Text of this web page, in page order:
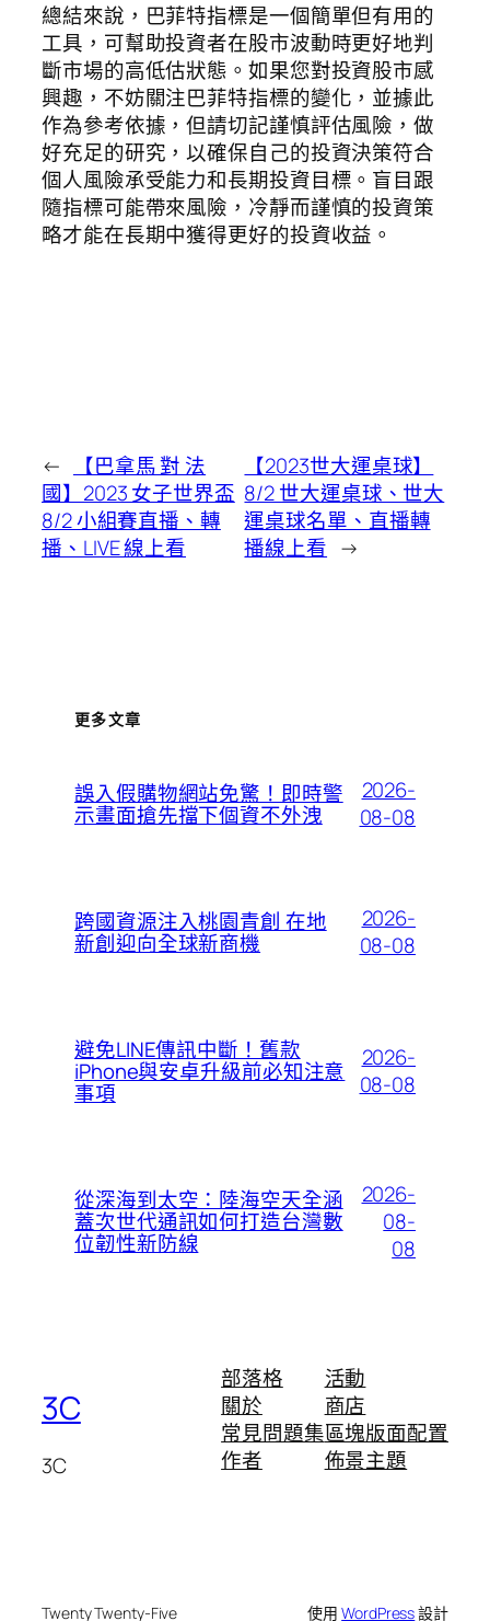
總結來說，巴菲特指標是一個簡單但有用的
工具，可幫助投資者在股市波動時更好地判
斷市場的高低估狀態。如果您對投資股市感
興趣，不妨關注巴菲特指標的變化，並據此
作為參考依據，但請切記謹慎評估風險，做
好充足的研究，以確保自己的投資決策符合
個人風險承受能力和長期投資目標。盲目跟
隨指標可能帶來風險，冷靜而謹慎的投資策
略才能在長期中獲得更好的投資收益。
←
【巴拿馬 對 法
國】2023 女子世界盃
8/2 小組賽直播、轉
播、LIVE 線上看
【2023世大運桌球】
8/2 世大運桌球、世大
運桌球名單、直播轉
播線上看 →
更多文章
誤入假購物網站免驚！即時警
示畫面搶先擋下個資不外洩
2026-
08-08
跨國資源注入桃園青創 在地
新創迎向全球新商機
2026-
08-08
避免LINE傳訊中斷！舊款
iPhone與安卓升級前必知注意
事項
2026-
08-08
從深海到太空：陸海空天全涵
蓋次世代通訊如何打造台灣數
位韌性新防線
2026-
08-
08
3C
3C
部落格
關於
常見問題集
作者
活動
商店
區塊版面配置
佈景主題
Twenty Twenty-Five 使用WordPress設計